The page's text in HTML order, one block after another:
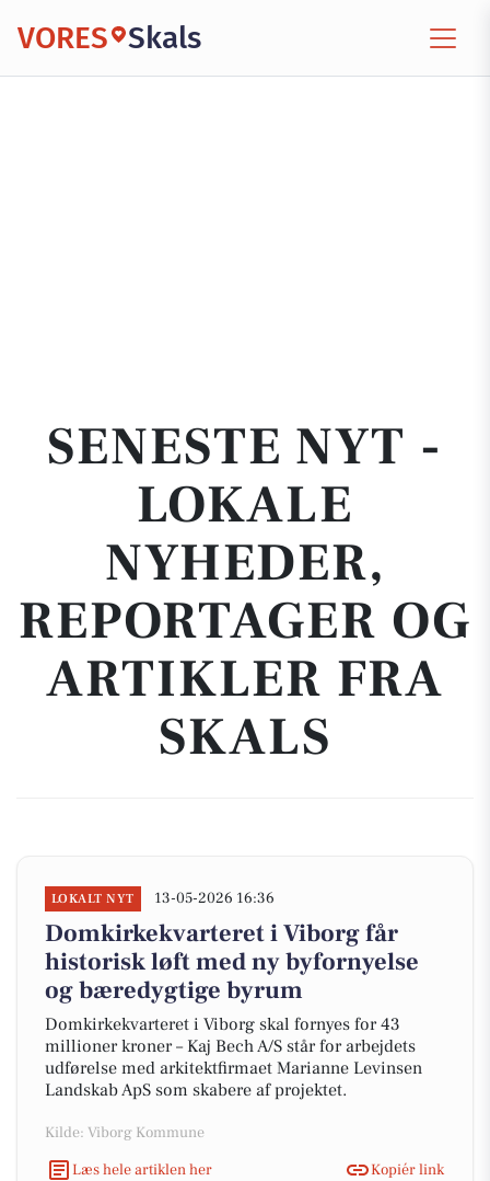
VORES Skals
SENESTE NYT -
LOKALE
NYHEDER,
REPORTAGER OG
ARTIKLER FRA
SKALS
LOKALT NYT 13-05-2026 16:36
Domkirkekvarteret i Viborg får
historisk løft med ny byfornyelse
og bæredygtige byrum
Domkirkekvarteret i Viborg skal fornyes for 43
millioner kroner – Kaj Bech A/S står for arbejdets
udførelse med arkitektfirmaet Marianne Levinsen
Landskab ApS som skabere af projektet.
Kilde: Viborg Kommune
Læs hele artiklen her
Kopiér link